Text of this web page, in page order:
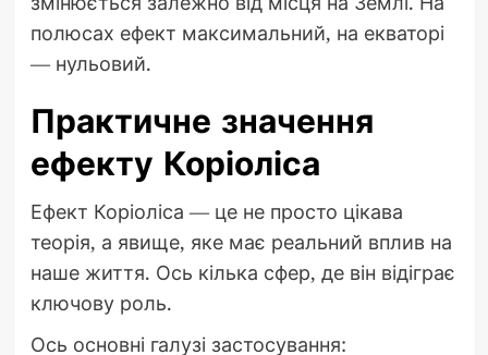
полюсах ефект максимальний, на екваторі
— нульовий.
Практичне значення
ефекту Коріоліса
Ефект Коріоліса — це не просто цікава
теорія, а явище, яке має реальний вплив на
наше життя. Ось кілька сфер, де він відіграє
ключову роль.
Ось основні галузі застосування: